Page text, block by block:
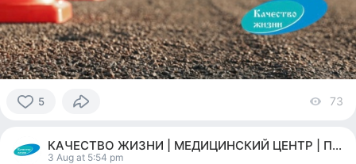
5
reacted
73
КАЧЕСТВО ЖИЗНИ | МЕДИЦИНСКИЙ ЦЕНТР | ПЕРМЬ
3 Aug at 5:54 pm